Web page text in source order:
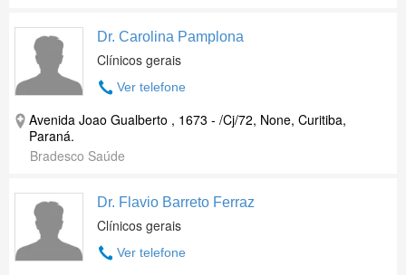
Dr. Carolina Pamplona
Clínicos gerais
Ver telefone
Avenida Joao Gualberto , 1673 - /Cj/72, None, Curitiba,
Paraná.
Bradesco Saúde
Dr. Flavio Barreto Ferraz
Clínicos gerais
Ver telefone